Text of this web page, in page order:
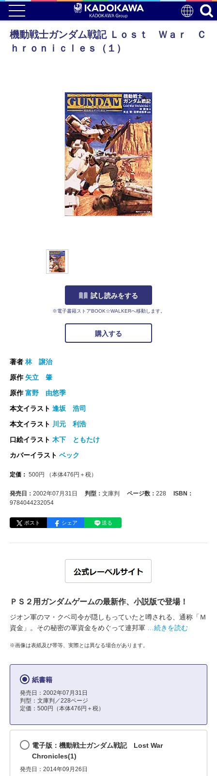
機動戦士ガンダム戦記 Ｌｏｓｔ Ｗａｒ Ｃ
ｈｒｏｎｉｃｌｅｓ（１）
試し読みをする
※電子書籍ストアBOOK☆WALKERへ移動します。
購入する
著者 林 譲治
原作矢立 肇
原作富野 由悠季
本文イラスト 逢坂 浩司
本文イラスト 川元 利浩
口絵イラスト 木下 ともたけ
カバーイラスト ベック
定価： 500円 （本体476 円＋税）
発売日： 2002年07月31日 判型： 文庫判 ページ数： 228
ISBN：
9784044232054
ポスト シェア 送る
ＰＳ２用ガンダムゲームの最新作、小説版で登場！
ジオン軍のマ・クベ司令が隠しもっていたと噂される、通称「Ｍ
資金」。その秘密の軍資金をめぐって連邦軍
…続きを読む
※画像は表紙及び帯等、実際とは異なる場合があります。
紙書籍
発売日：2002年07月31日
判型：文庫判／228ページ
定価：500円（本体476円＋税）
電子版：機動戦士ガンダム戦記 Lost War
Chronicles(1)
発売日：2014年09月26日